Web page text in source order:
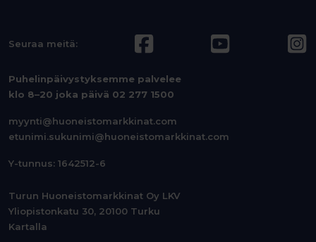
Seuraa meitä:
Puhelinpäivystyksemme palvelee
klo 8–20 joka päivä 02 277 1500
myynti@huoneistomarkkinat.com
etunimi.sukunimi@huoneistomarkkinat.com
Y-tunnus: 1642512-6
Turun Huoneistomarkkinat Oy LKV
Yliopistonkatu 30, 20100 Turku
Kartalla